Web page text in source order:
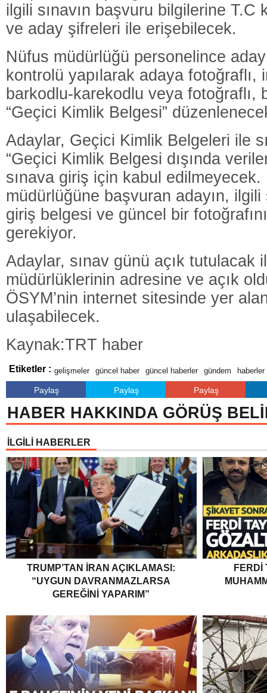
ilgili sınavın başvuru bilgilerine T.C
ve aday şifreleri ile erişebilecek.
Nüfus müdürlüğü personelince
kontrolü yapılarak adaya fotoğraflı,
barkodlu-karekodlu veya fotoğraflı,
“Geçici Kimlik Belgesi”
Adaylar, Geçici Kimlik Belgeleri ile
“Geçici Kimlik Belgesi dışında
sınava giriş için kabul
müdürlüğüne başvuran adayın, ilgili
giriş belgesi ve güncel bir
gerekiyor.
Adaylar, sınav günü açık tutulacak
müdürlüklerinin adresine ve açık
ÖSYM’nin internet sitesinde yer
ulaşabilecek.
Kaynak:TRT haber
Etiketler : gelişmeler güncel haber güncel haberler gündem haberler
Paylaş Paylaş Paylaş
HABER HAKKINDA GÖRÜŞ
İLGİLİ HABERLER
TRUMP’TAN İRAN AÇIKLAMASI:
“UYGUN DAVRANMAZLARSA
GEREĞINI YAPARIM”
FERDI